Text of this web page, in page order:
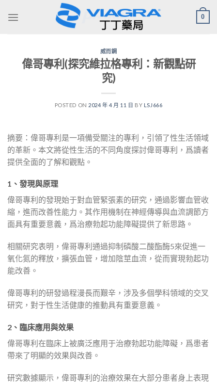
0
威而鋼
偉哥專利(探究維拉格專利：新觀點研
究)
POSTED ON 2024 年 4 月 11 日 BY LSJ666
摘要：偉哥專利是一項備受關注的專利，引領了性生活領域
的革新。本文將從性生活的不同角度探討偉哥專利，爲讀者
提供全面的了解和觀點。
1、發現與原理
偉哥專利的發現始于對血管緊張素的研究，通過影響血管收
縮，進而改善性能力。其作用機制在神經傳導與血流調節方
面具有重要意義，爲治療勃起功能障礙提供了新思路。
相關研究表明，偉哥專利通過抑制磷酸二酸酯酶5來促進一
氧化氮的釋放，擴張血管，增加陰莖血流，從而實現勃起功
能改善。
偉哥專利的研發過程漫長而艱辛，涉及多個學科領域的交叉
研究，對于性生活健康的推動具有重要意義。
2、臨床應用與效果
偉哥專利在臨床上被廣泛應用于治療勃起功能障礙，爲患者
帶來了明顯的效果與改善。
研究數據顯示，偉哥專利的治療效果在大部分患者身上表現